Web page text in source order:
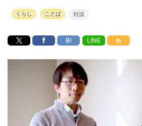
くらし ことば 対談
B! LINE